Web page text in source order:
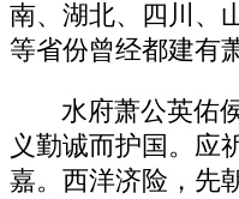
南、湖北、四川、
等省份曾经都建有
水府萧公英佑
义勤诚而护国。应
嘉。西洋济险，先